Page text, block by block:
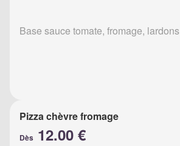
Base sauce tomate, fromage, lardons
Pizza chèvre fromage
Dès 12.00 €